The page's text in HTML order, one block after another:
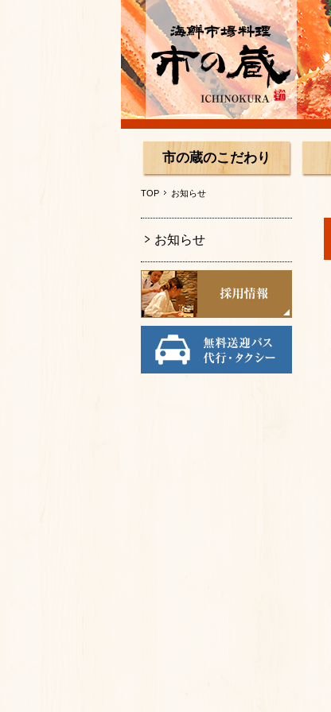
市の蔵のこだわり
TOP お知らせ
お知らせ